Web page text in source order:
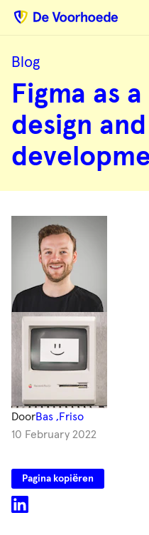
Blog
as
CMS;
where
design
and
development
collide
Figma as
design and
DoorBas
Friso
10 February 2022
Pagina kopiëren